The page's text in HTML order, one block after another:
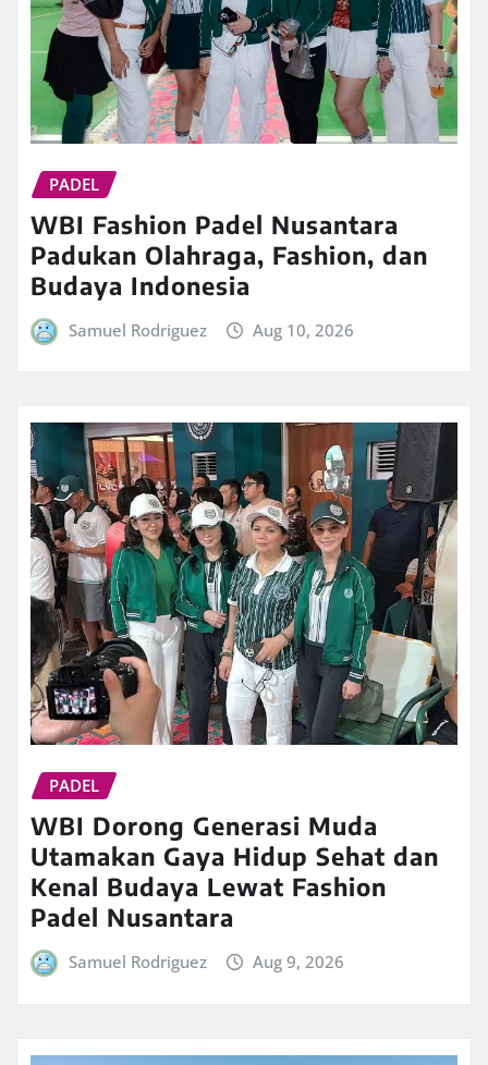
PADEL
WBI Fashion Padel Nusantara
Padukan Olahraga, Fashion, dan
Budaya Indonesia
Samuel Rodriguez Aug 10, 2026
PADEL
WBI Dorong Generasi Muda
Utamakan Gaya Hidup Sehat dan
Kenal Budaya Lewat Fashion
Padel Nusantara
Samuel Rodriguez Aug 9, 2026